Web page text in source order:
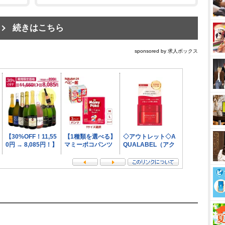
続きはこちら
sponsored by 求人ボックス